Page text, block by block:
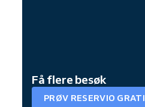
Få flere besøk
PRØV RESERVIO